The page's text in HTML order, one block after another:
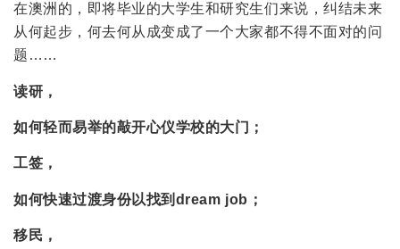
在澳洲的，即将毕业的大学生和研究生们来说，纠结未来
从何起步，何去何从成变成了一个大家都不得不面对的问
题……
读研，
如何轻而易举的敲开心仪学校的大门；
工签，
如何快速过渡身份以找到dream job；
移民，